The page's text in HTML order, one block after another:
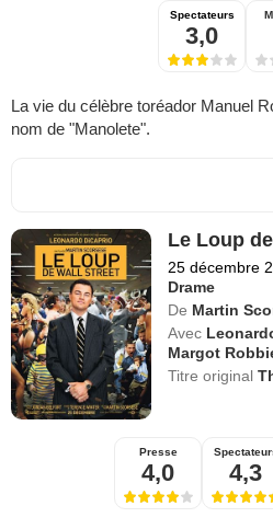
Spectateurs
3,0
La vie du célèbre toréador Manuel
nom de "Manolete".
Le Loup
25 décembre
Drame
De Martin
Avec
Margot
Titre original
Presse
4,0 4,3